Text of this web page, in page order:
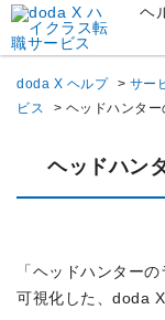
ヘ
doda X ヘルプ > サー
ビス
> ヘッドハンタ
ヘッドハン
「ヘッドハンター
可視化した、doda X